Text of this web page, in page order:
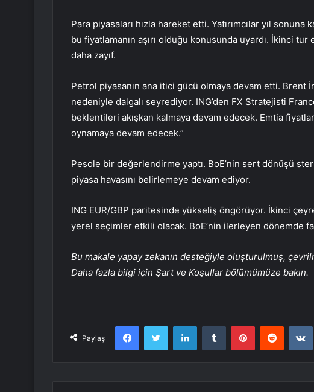
Para piyasaları hızla hareket etti. Yatırımcılar yıl sonuna
bu fiyatlamanın aşırı olduğu konusunda uyardı. İkinci
daha zayıf.
Petrol piyasanın ana itici gücü olmaya devam etti. Brent
nedeniyle dalgalı seyrediyor. ING’den FX Stratejisti
beklentileri akışkan kalmaya devam edecek. Emtia
oynamaya devam edecek.”
Pesole bir değerlendirme yaptı. BoE’nin sert dönüşü
piyasa havasını belirlemeye devam ediyor.
ING EUR/GBP paritesinde yükseliş öngörüyor. İkinci
yerel seçimler etkili olacak. BoE’nin ilerleyen dönemde
Bu makale yapay zekanın desteğiyle oluşturulmuş,
Daha fazla bilgi için Şart ve Koşullar bölümümüze bakın.
Paylaş
FacebookTwitter LinkedInTumblr PinterestReddit